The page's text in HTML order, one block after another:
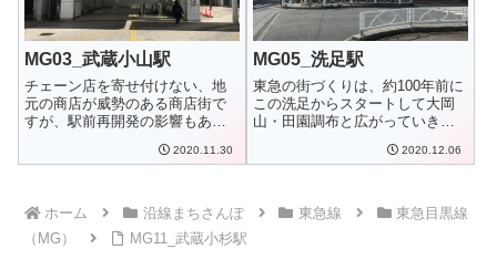
MG03_武蔵小山駅
チェーン店を寄せ付けない、地
元の商店が威勢のある商店街で
すが、駅前再開発の影響もあっ
2020.11.30
MG05_洗足駅
東急の街づくりは、約100年前に
この洗足からスタートして大岡
山・田園調布と広がっていきま
2020.12.06
ホーム 沿線まちさんぽ 東急線
東急目黒線
（MG）
MG11_武蔵小杉駅